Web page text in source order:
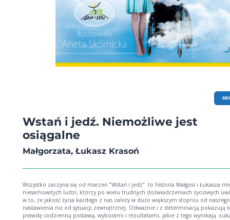
Wstań i jedź. Niemożliwe jest
osiągalne
Małgorzata, Łukasz Krasoń
Wszystko zaczyna się od marzeń "Wstań i jedź" to historia Małgosi i Łukasza młodych i
niesamowitych ludzi, którzy po wielu trudnych doświadczeniach życiowych
w to, że jakość życia każdego z nas zależy w dużo większym stopniu od naszego
nastawienia niż od sytuacji zewnętrznej. Odważnie i z determinacją pokazują
prawdę codzienną postawą, wyborami i rezultatami, jakie z tego wynikają. Łukasz od